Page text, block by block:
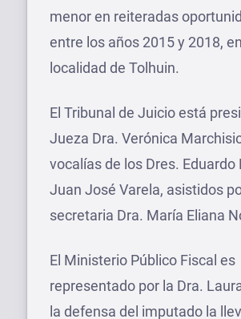
menor en reiteradas
entre los años 2015 y 2018,
localidad de Tolhuin.
El Tribunal de Juicio está
Jueza Dra. Verónica
vocalías de los Dres. Eduardo
Juan José Varela, asistidos
secretaria Dra. María Eliana
El Ministerio Público Fiscal es
representado por la Dra.
la defensa del imputado la